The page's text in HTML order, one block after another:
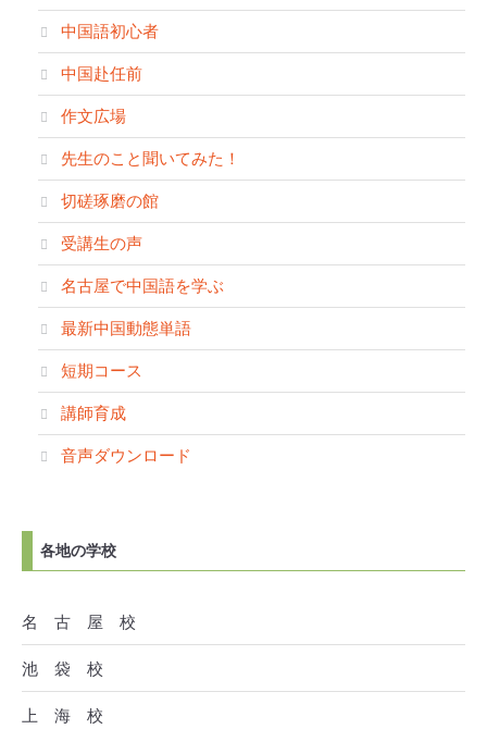
中国語初心者
中国赴任前
作文広場
先生のこと聞いてみた！
切磋琢磨の館
受講生の声
名古屋で中国語を学ぶ
最新中国動態単語
短期コース
講師育成
音声ダウンロード
各地の学校
名 古 屋 校
池 袋 校
上 海 校